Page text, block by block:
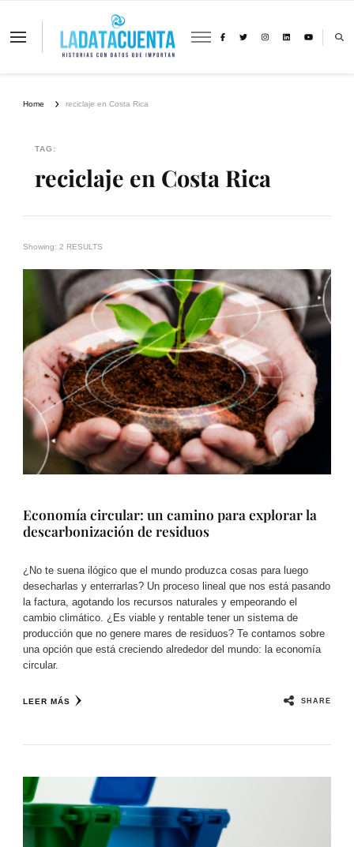
La Data Cuenta es una plataforma
Home reciclaje en Costa Rica
TAG:
reciclaje en Costa Rica
Showing: 2 RESULTS
Economía circular: un camino para explorar la
descarbonización de residuos
¿No te suena ilógico que el mundo produzca cosas para luego
desecharlas y enterrarlas? Un proceso lineal que nos está pasando
la factura, agotando los recursos naturales y empeorando el
cambio climático. ¿Es viable y rentable tener un sistema de
producción que no genere mares de residuos? Te contamos sobre
una opción que está creciendo alrededor del mundo: la economía
circular.
LEER MÁS SHARE